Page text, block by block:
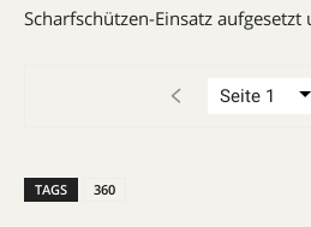
Scharfschützen-­Einsatz
TAGS 360